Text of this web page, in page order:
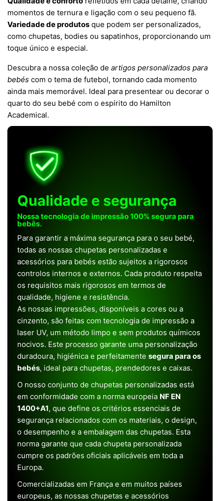
momentos de ternura e ligação com o seu pequeno fã.
Variedade de produtos que podem ser personalizados,
como chupetas, bodies ou sapatinhos, proporcionando um
toque único e especial.
Descubra a nossa coleção de artigos personalizados para
bebés com o tema de futebol, tornando cada momento
ainda mais memorável. Ideal para presentear ou decorar o
quarto do seu bebé com o espírito do Hamilton
Academical.
Qualidade e segurança
Nossa tecnologia de impressão 100% segura para
bebês.
Para garantir a máxima segurança para o seu bebé,
todas as nossas chupetas personalizadas e
acessórios para bebés estão sujeitos a rigorosos
controlos internos e externos. Cada produto respeita
os requisitos mais rigorosos em termos de
qualidade, higiene e resistência.
As nossas impressões, disponíveis a cores ou a
cinzento, são feitas com tecnologia de impressão a
laser UV, um método limpo e sem produtos químicos
nocivos. Este processo garante uma personalização
duradoura, higiénica e perfeitamente segura para os
bebés, ideal para chupetas, prendedores e caixas.
O nosso conjunto de chupetas personalizadas está
em conformidade com a norma europeia NF EN
1400+A1, que define os critérios essenciais de
segurança relacionados com os materiais, o design,
o desempenho e a embalagem das chupetas. Esta
norma garante que cada chupeta personalizada
cumpre os padrões oficiais aplicáveis em toda a
Europa.
Comercializadas em França e em muitos países
europeus, as nossas chupetas e acessórios